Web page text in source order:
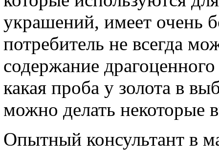
украшений, имеет очень
потребитель не всегда
содержание
какая проба у золота в
можно делать некоторые
Опытный консультант в